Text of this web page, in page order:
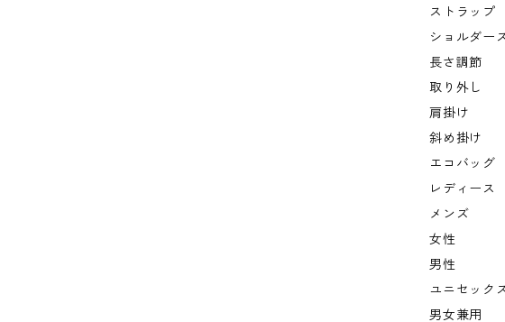
ストラップ
ショルダー
長さ調節
取り外し
肩掛け
斜め掛け
エコバッグ
レディース
メンズ
女性
男性
ユニセック
男女兼用